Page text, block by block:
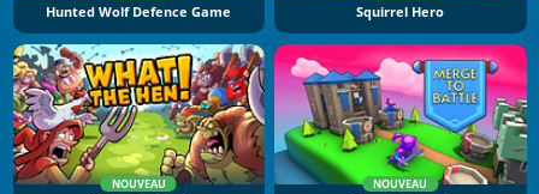
Hunted Wolf Defence Game Squirrel Hero
NOUVEAU NOUVEAU